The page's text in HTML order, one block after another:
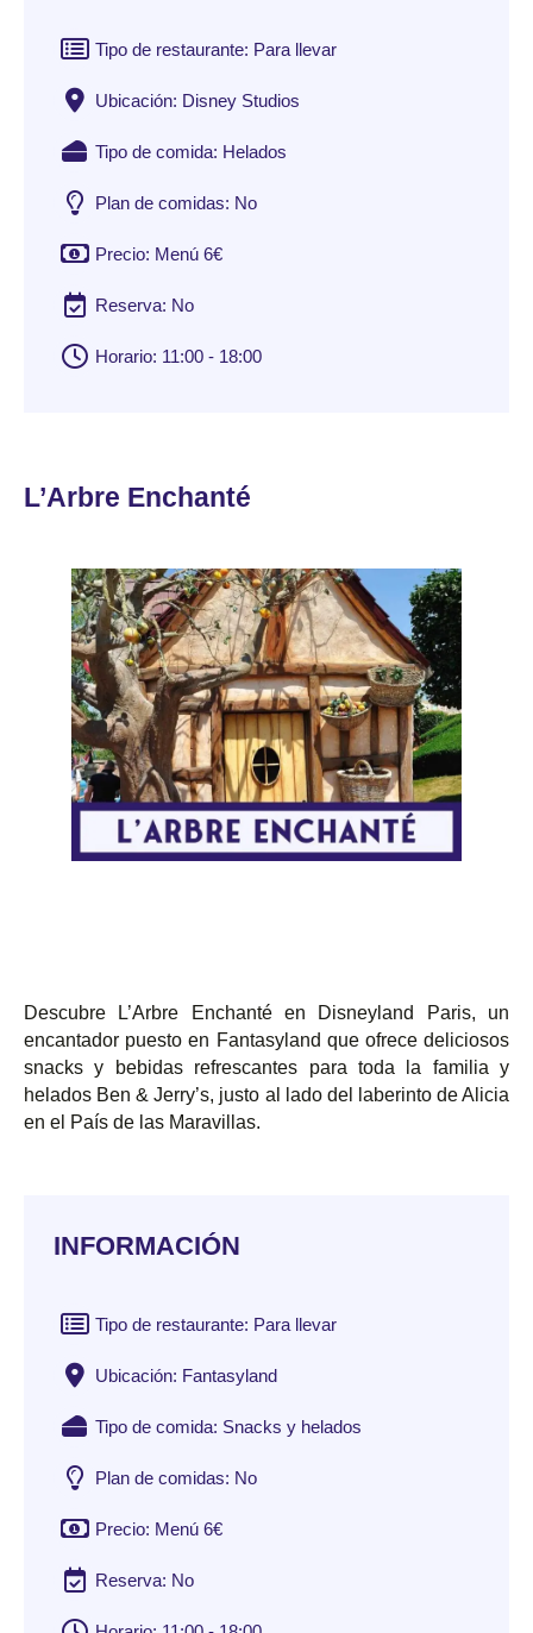
Tipo de restaurante: Para llevar
Ubicación: Disney Studios
Tipo de comida: Helados
Plan de comidas: No
Precio: Menú 6€
Reserva: No
Horario: 11:00 - 18:00
L’Arbre Enchanté
Descubre L’Arbre Enchanté en Disneyland Paris, un
encantador puesto en Fantasyland que ofrece deliciosos
snacks y bebidas refrescantes para toda la familia y
helados Ben & Jerry’s, justo al lado del laberinto de Alicia
en el País de las Maravillas.
INFORMACIÓN
Tipo de restaurante: Para llevar
Ubicación: Fantasyland
Tipo de comida: Snacks y helados
Plan de comidas: No
Precio: Menú 6€
Reserva: No